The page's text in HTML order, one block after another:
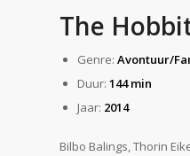
The
Genre: Avontuur/
Duur: 144 min
Jaar: 2014
Bilbo Balings, Thorin